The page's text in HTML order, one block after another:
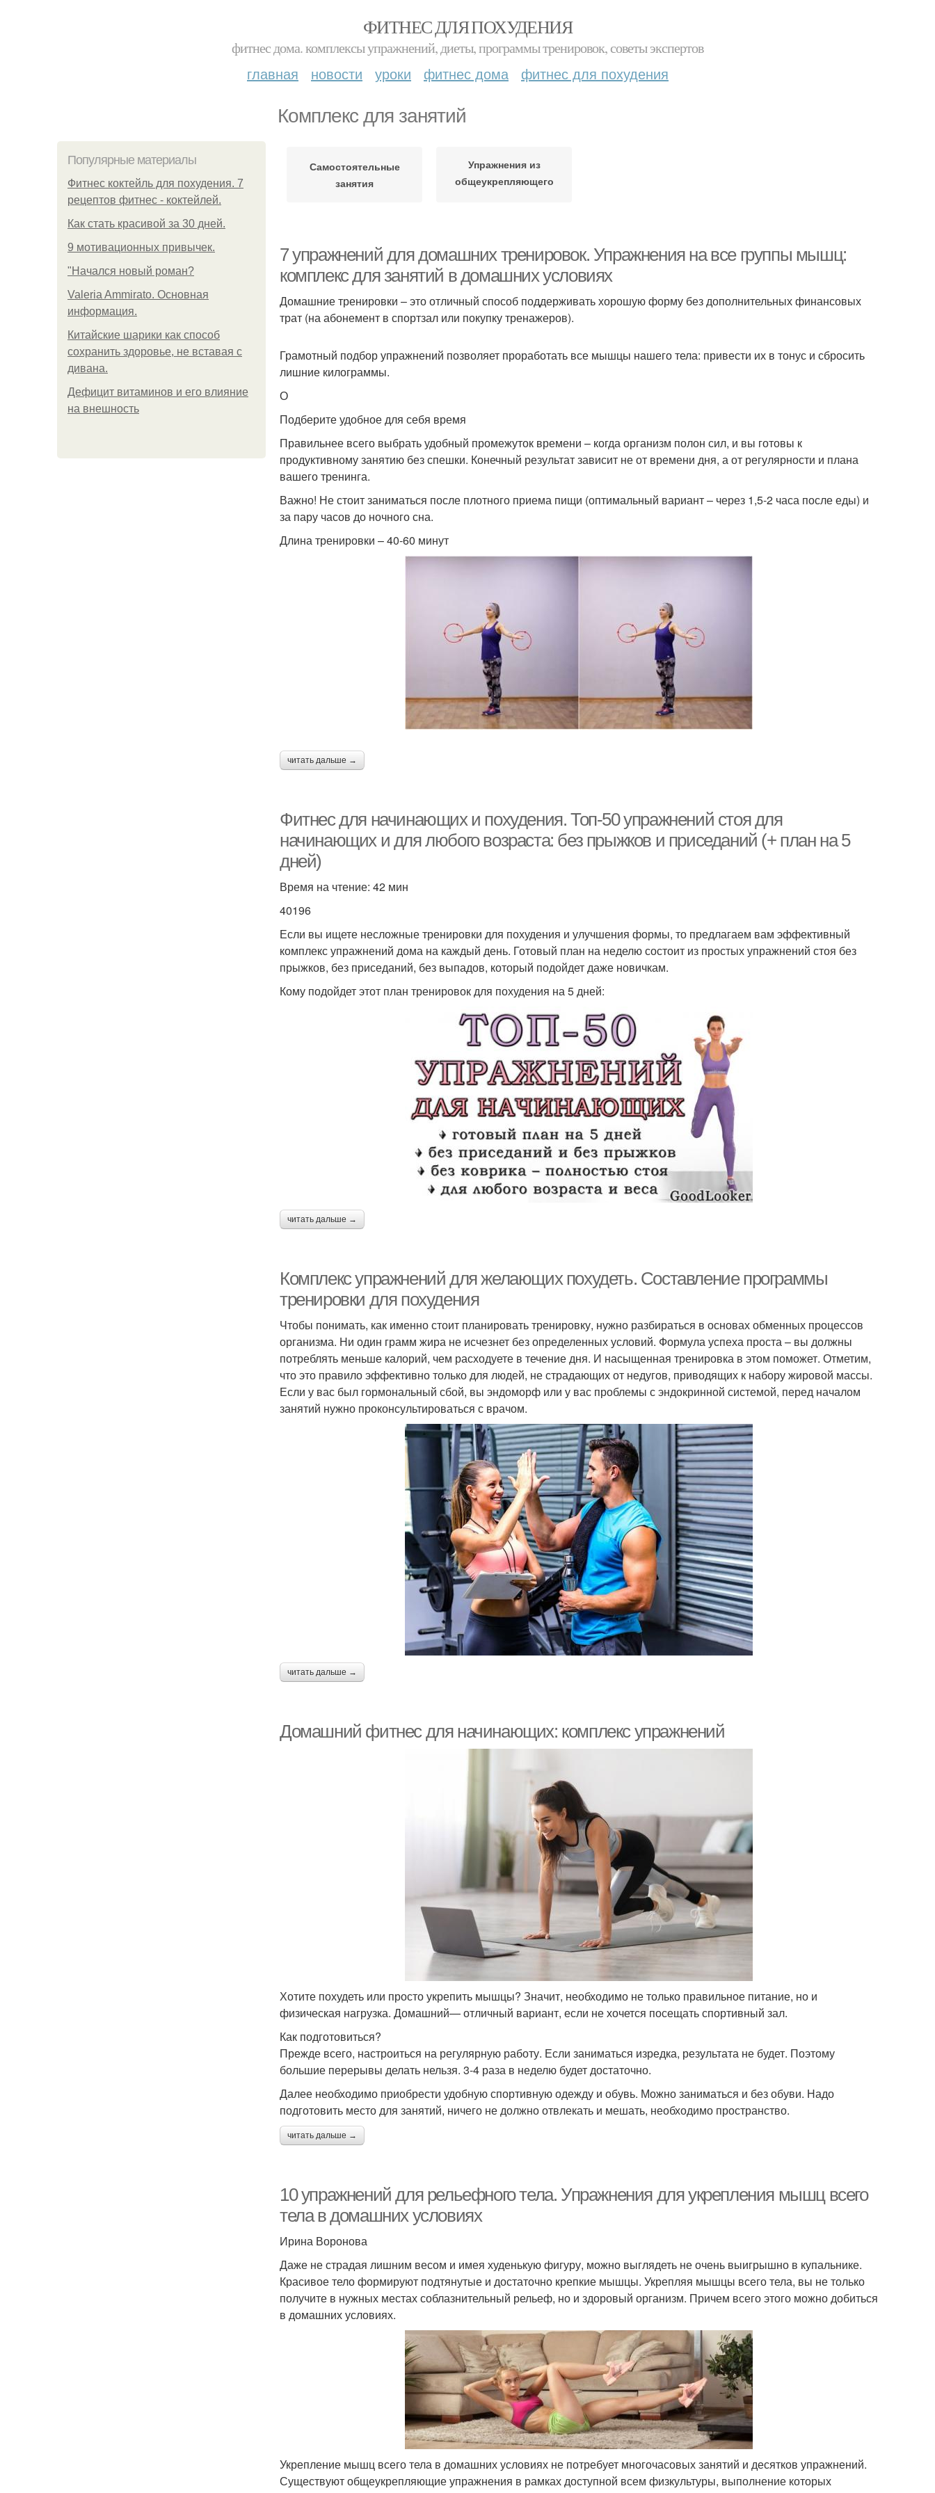
ФИТНЕС ДЛЯ ПОХУДЕНИЯ
фитнес дома. комплексы упражнений, диеты, программы тренировок, советы экспертов
главная новости уроки фитнес дома фитнес для похудения
Комплекс для занятий
Популярные материалы
Фитнес коктейль для похудения. 7
рецептов фитнес - коктейлей.
Как стать красивой за 30 дней.
9 мотивационных привычек.
"Начался новый роман?
Valeria Ammirato. Основная
информация.
Китайские шарики как способ
сохранить здоровье, не вставая с
дивана.
Дефицит витаминов и его влияние
на внешность
Самостоятельные
занятия
Упражнения из
общеукрепляющего
7 упражнений для домашних тренировок. Упражнения на все группы мышц:
комплекс для занятий в домашних условиях
Домашние тренировки – это отличный способ поддерживать хорошую форму без дополнительных финансовых
трат (на абонемент в спортзал или покупку тренажеров).
Грамотный подбор упражнений позволяет проработать все мышцы нашего тела: привести их в тонус и сбросить
лишние килограммы.
О
Подберите удобное для себя время
Правильнее всего выбрать удобный промежуток времени – когда организм полон сил, и вы готовы к
продуктивному занятию без спешки. Конечный результат зависит не от времени дня, а от регулярности и плана
вашего тренинга.
Важно! Не стоит заниматься после плотного приема пищи (оптимальный вариант – через 1,5-2 часа после еды) и
за пару часов до ночного сна.
Длина тренировки – 40-60 минут
читать дальше →
Фитнес для начинающих и похудения. Топ-50 упражнений стоя для
начинающих и для любого возраста: без прыжков и приседаний (+ план на 5
дней)
Время на чтение: 42 мин
40196
Если вы ищете несложные тренировки для похудения и улучшения формы, то предлагаем вам эффективный
комплекс упражнений дома на каждый день. Готовый план на неделю состоит из простых упражнений стоя без
прыжков, без приседаний, без выпадов, который подойдет даже новичкам.
Кому подойдет этот план тренировок для похудения на 5 дней:
читать дальше →
Комплекс упражнений для желающих похудеть. Составление программы
тренировки для похудения
Чтобы понимать, как именно стоит планировать тренировку, нужно разбираться в основах обменных процессов
организма. Ни один грамм жира не исчезнет без определенных условий. Формула успеха проста – вы должны
потреблять меньше калорий, чем расходуете в течение дня. И насыщенная тренировка в этом поможет. Отметим,
что это правило эффективно только для людей, не страдающих от недугов, приводящих к набору жировой массы.
Если у вас был гормональный сбой, вы эндоморф или у вас проблемы с эндокринной системой, перед началом
занятий нужно проконсультироваться с врачом.
читать дальше →
Домашний фитнес для начинающих: комплекс упражнений
Хотите похудеть или просто укрепить мышцы? Значит, необходимо не только правильное питание, но и
физическая нагрузка. Домашний— отличный вариант, если не хочется посещать спортивный зал.
Как подготовиться?
Прежде всего, настроиться на регулярную работу. Если заниматься изредка, результата не будет. Поэтому
большие перерывы делать нельзя. 3-4 раза в неделю будет достаточно.
Далее необходимо приобрести удобную спортивную одежду и обувь. Можно заниматься и без обуви. Надо
подготовить место для занятий, ничего не должно отвлекать и мешать, необходимо пространство.
читать дальше →
10 упражнений для рельефного тела. Упражнения для укрепления мышц всего
тела в домашних условиях
Ирина Воронова
Даже не страдая лишним весом и имея худенькую фигуру, можно выглядеть не очень выигрышно в купальнике.
Красивое тело формируют подтянутые и достаточно крепкие мышцы. Укрепляя мышцы всего тела, вы не только
получите в нужных местах соблазнительный рельеф, но и здоровый организм. Причем всего этого можно добиться
в домашних условиях.
Укрепление мышц всего тела в домашних условиях не потребует многочасовых занятий и десятков упражнений.
Существуют общеукрепляющие упражнения в рамках доступной всем физкультуры, выполнение которых